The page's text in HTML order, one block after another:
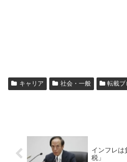
キャリア 社会・一般 転載ブ
インフレは
税」